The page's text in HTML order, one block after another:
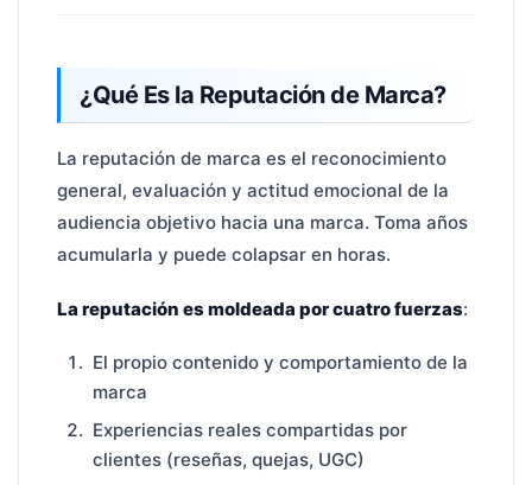
¿Qué Es la Reputación de Marca?
La reputación de marca es el reconocimiento
general, evaluación y actitud emocional de la
audiencia objetivo hacia una marca. Toma años
acumularla y puede colapsar en horas.
La reputación es moldeada por cuatro fuerzas:
El propio contenido y comportamiento de la
marca
Experiencias reales compartidas por
clientes (reseñas, quejas, UGC)